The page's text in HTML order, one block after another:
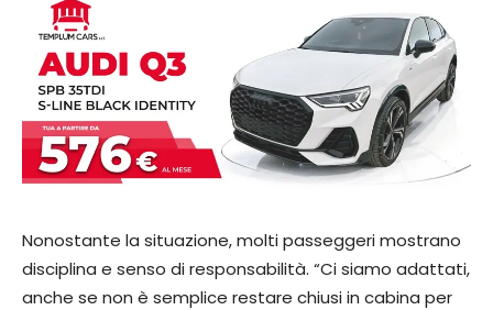
Nonostante la situazione, molti passeggeri mostrano
disciplina e senso di responsabilità. “Ci siamo adattati,
anche se non è semplice restare chiusi in cabina per